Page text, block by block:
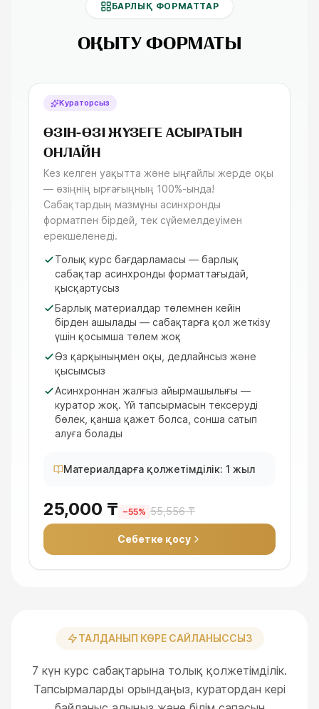
БАРЛЫҚ ФОРМАТТАР
ОҚЫТУ ФОРМАТЫ
Кураторсыз
ӨЗІН-ӨЗІ ЖҮЗЕГЕ АСЫРАТЫН
ОНЛАЙН
Кез келген уақытта және ыңғайлы жерде оқы
— өзіңнің ырғағыңның 100%-ында!
Сабақтардың мазмұны асинхронды
форматпен бірдей, тек сүйемелдеуімен
ерекшеленеді.
Толық курс бағдарламасы — барлық
сабақтар асинхронды форматтағыдай,
қысқартусыз
Барлық материалдар төлемнен кейін
бірден ашылады — сабақтарға қол жеткізу
үшін қосымша төлем жоқ
Өз қарқыныңмен оқы, дедлайнсыз және
қысымсыз
Асинхроннан жалғыз айырмашылығы —
куратор жоқ. Үй тапсырмасын тексеруді
бөлек, қанша қажет болса, сонша сатып
алуға болады
Материалдарға қолжетімділік: 1 жыл
25,000 ₸ −55% 55,556 ₸
Себетке қосу
ТАЛДАНЫП КӨРЕ САЙЛАНЫССЫЗ
7 күн курс сабақтарына толық қолжетімділік.
Тапсырмаларды орындаңыз, куратордан кері